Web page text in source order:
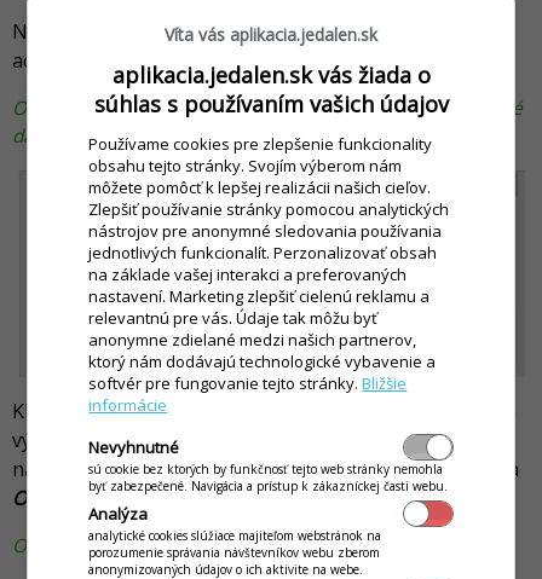
Následne sa Vám zobrazí informačné okno na vybratie
adresára s databázami.
Okno pre výber adresára v ktorom sa nachádzjú jednotlivé
databázy Jedálne.
Kliknite na tlačidlo
výber adresára. Aplikácia si predvyberie adresár s
názvom Dataa stačí potvrdiť tento adresár kliknutím na
OK
Okno s ponukou na výber adresára pre dáta aplikácie.
Víta vás aplikacia.jedalen.sk
aplikacia.jedalen.sk vás žiada o
súhlas s používaním vašich údajov
Používame cookies pre zlepšenie funkcionality
obsahu tejto stránky. Svojím výberom nám
môžete pomôcť k lepšej realizácii našich cieľov.
Zlepšiť používanie stránky pomocou analytických
nástrojov pre anonymné sledovania používania
jednotlivých funkcionalít. Perzonalizovať obsah
na základe vašej interakci a preferovaných
nastavení. Marketing zlepšiť cielenú reklamu a
relevantnú pre vás. Údaje tak môžu byť
anonymne zdielané medzi našich partnerov,
ktorý nám dodávajú technologické vybavenie a
softvér pre fungovanie tejto stránky.Bližšie
informácie
Nevyhnutné
sú cookie bez ktorých by funkčnosť tejto web stránky nemohla
byť zabezpečené. Navigácia a prístup k zákazníckej časti webu.
Analýza
analytické cookies slúžiace majiteľom webstránok na
porozumenie správania návštevníkov webu zberom
anonymizovaných údajov o ich aktivite na webe.